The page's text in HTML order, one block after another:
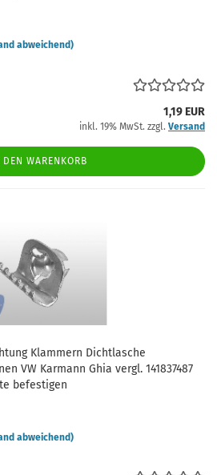
abweichend)
1,19 EUR
inkl. 19% MwSt. zzgl. Versand
DEN WARENKORB
Klammern Dichtlasche
VW Karmann Ghia vergl. 141837487
befestigen
abweichend)